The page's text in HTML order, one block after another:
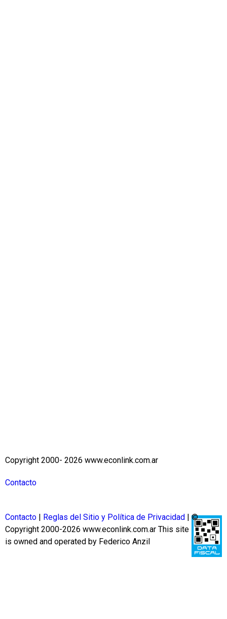
Copyright 2000- 2026 www.econlink.com.ar
Contacto
Contacto Reglas del Sitio y Política de Privacidad
| ©
Copyright 2000-2026 www.econlink.com.ar This site
is owned and operated by Federico Anzil